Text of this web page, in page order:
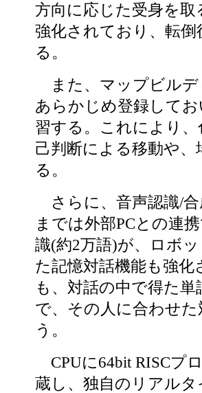
方向に応じた受身を
強化されており、転
る。
また、マップビルデ
あらかじめ登録して
習する。これにより
己判断による移動や
る。
さらに、音声認識/合
までは外部PCとの連
識(約2万語)が、ロボ
た記憶対話機能も強
も、対話の中で得た
で、その人に合わせ
う。
CPUに64bit RISCプ
蔵し、独自のリアルタ